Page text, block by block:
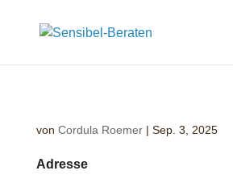
von Cordula Roemer| Sep. 3, 2025
Adresse